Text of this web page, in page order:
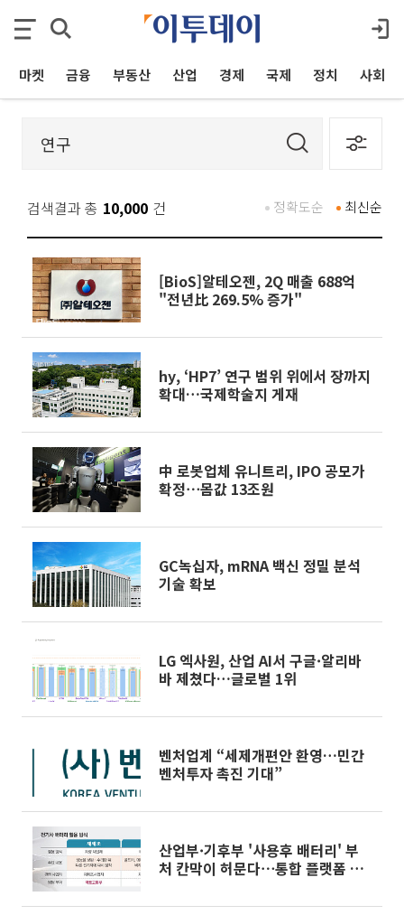
마켓 금융 부동산 산업 경제 국제 정치 사회
검색결과 총 10,000 건 최신순
정확도순
[BioS]알테오젠, 2Q 매출 688억
"전년比 269.5% 증가"
hy, ‘HP7’ 연구 범위 위에서 장까지
확대…국제학술지 게재
中 로봇업체 유니트리, IPO 공모가
확정⋯몸값 13조원
GC녹십자, mRNA 백신 정밀 분석
기술 확보
LG 엑사원, 산업 AI서 구글·알리바
바 제쳤다…글로벌 1위
벤처업계 “세제개편안 환영…민간
벤처투자 촉진 기대”
산업부·기후부 '사용후 배터리' 부
처 칸막이 허문다⋯통합 플랫폼 구